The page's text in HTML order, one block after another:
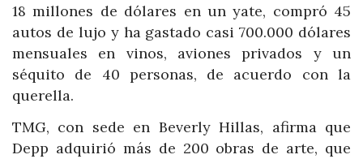
18 millones de dólares en un yate, compró 45
autos de lujo y ha gastado casi 700.000 dólares
mensuales en vinos, aviones privados y un
séquito de 40 personas, de acuerdo con la
querella.
TMG, con sede en Beverly Hillas, afirma que
Depp adquirió más de 200 obras de arte, que